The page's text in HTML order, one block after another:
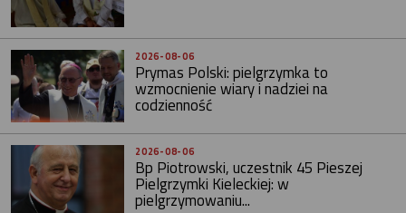
2026-08-06
Prymas Polski: pielgrzymka to
wzmocnienie wiary i nadziei na
codzienność
2026-08-06
Bp Piotrowski, uczestnik 45 Pieszej
Pielgrzymki Kieleckiej: w
pielgrzymowaniu...